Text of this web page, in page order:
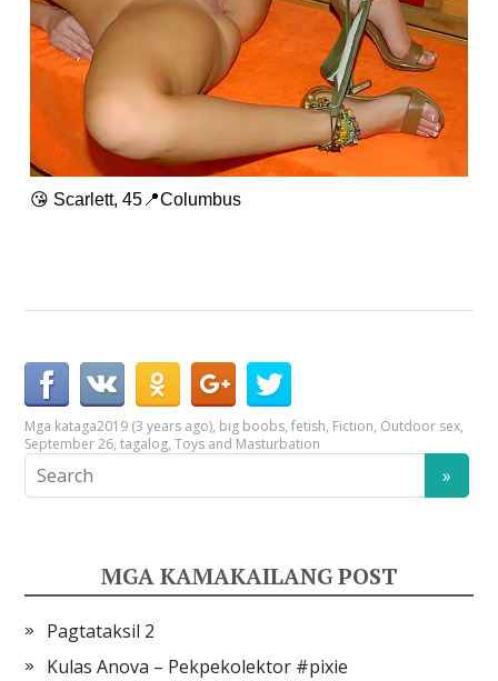
😘 Scarlett, 45📍Columbus
Mga kataga2019 (3 years ago), big boobs,fetish, Fiction, Outdoor sex,
September 26,tagalog,Toys and Masturbation
MGA KAMAKAILANG POST
Pagtataksil 2
Kulas Anova – Pekpekolektor #pixie